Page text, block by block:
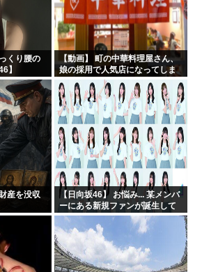
くり腰の
】
【動画】 町の中華料理屋さん、
娘の採用で人気店になってしま
う
産を没収
【日向坂46】 お悩み... 某メンバ
ーにある新規ファンが誕生して
いた